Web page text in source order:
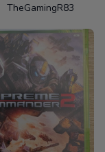
TheGamingR83